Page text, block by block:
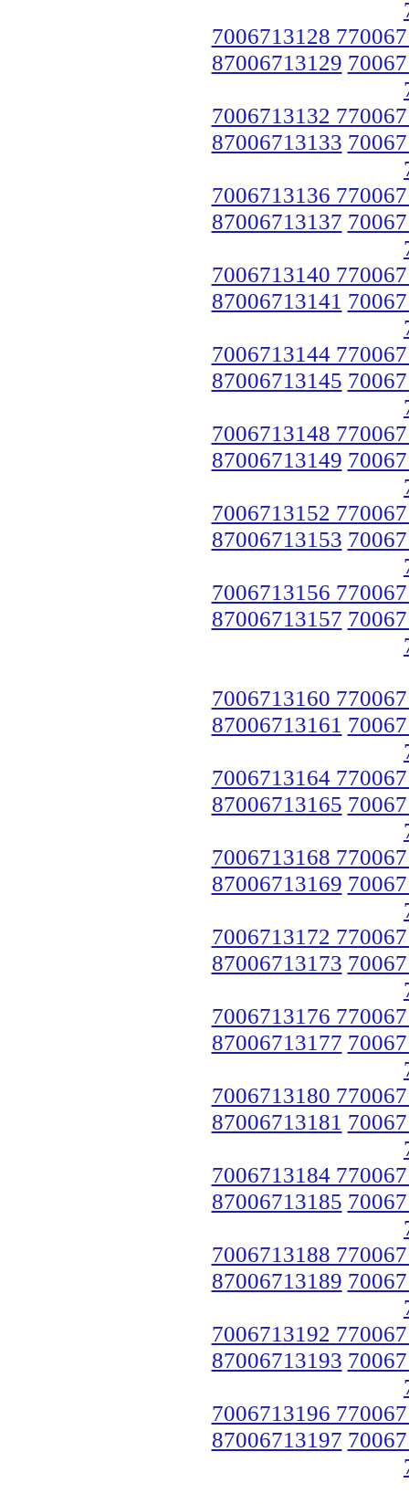
7006713128
87006713129
7006713132
87006713133
7006713136
87006713137
7006713140
87006713141
7006713144
87006713145
7006713148
87006713149
7006713152
87006713153
7006713156
87006713157
7006713160
87006713161
7006713164
87006713165
7006713168
87006713169
7006713172
87006713173
7006713176
87006713177
7006713180
87006713181
7006713184
87006713185
7006713188
87006713189
7006713192
87006713193
7006713196
87006713197